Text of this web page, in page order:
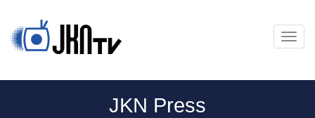
メ
ニ
ー
JKN Press